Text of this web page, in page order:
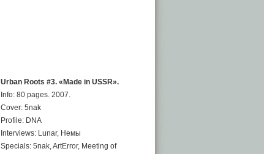
Urban Roots #3. «Made in USSR».
Info: 80 pages. 2007.
Cover: 5nak
Profile: DNA
Interviews: Lunar, Немы
Specials: 5nak, ArtError, Meeting of